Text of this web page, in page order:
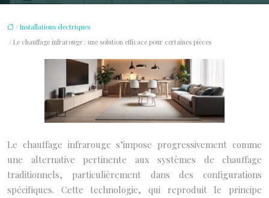
/ Installations électriques
/ Le chauffage infrarouge : une solution efficace pour certaines pièces
Le chauffage infrarouge s’impose progressivement comme
une alternative pertinente aux systèmes de chauffage
traditionnels, particulièrement dans des configurations
spécifiques. Cette technologie, qui reproduit le principe